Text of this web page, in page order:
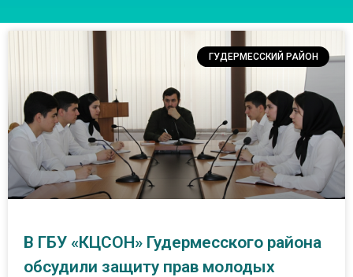
ГУДЕРМЕССКИЙ РАЙОН
В ГБУ «КЦСОН» Гудермесского района
обсудили защиту прав молодых